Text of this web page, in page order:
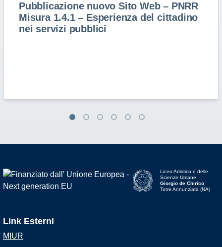
Pubblicazione nuovo Sito Web – PNRR
Misura 1.4.1 – Esperienza del cittadino
nei servizi pubblici
Liceo Artistico e delle
Scienze Umane
Giorgio de Chirico
Torre Annunziata (NA)
Link Esterni
MIUR